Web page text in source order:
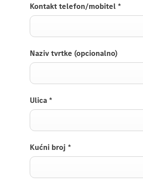
Kontakt telefon/mobitel *
Naziv tvrtke (opcionalno)
Ulica *
Kućni broj *